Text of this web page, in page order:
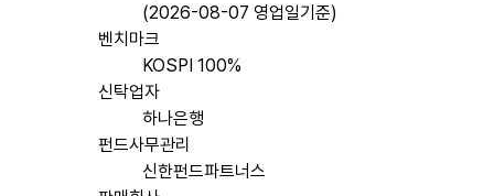
(2026-08-07 영업일기준)
벤치마크
KOSPI 100%
신탁업자
하나은행
펀드사무관리
신한펀드파트너스